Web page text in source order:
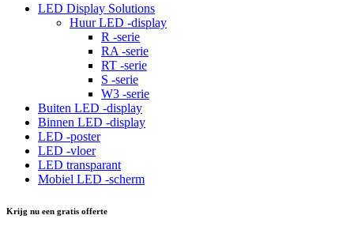
LED Display Solutions
Huur LED -display
R -serie
RA -serie
RT -serie
S -serie
W3 -serie
Buiten LED -display
Binnen LED -display
LED -poster
LED -vloer
LED transparant
Mobiel LED -scherm
Krijg nu een gratis offerte